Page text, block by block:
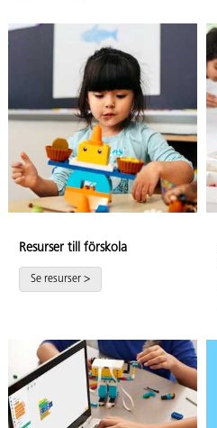
Resurser till förskola
Se resurser >